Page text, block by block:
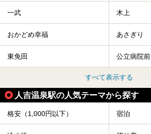
一武 木上
おかどめ幸福 あさぎり
東免田 公立病院前
すべて表示する
人吉温泉駅の人気テーマから探す
格安（1,000円以下） 宿泊